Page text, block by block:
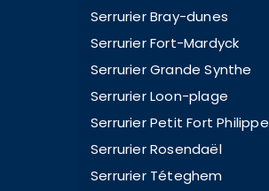
Serrurier Bray-dunes
Serrurier Fort-Mardyck
Serrurier Grande Synthe
Serrurier Loon-plage
Serrurier Petit Fort Philippe
Serrurier Rosendaël
Serrurier Téteghem